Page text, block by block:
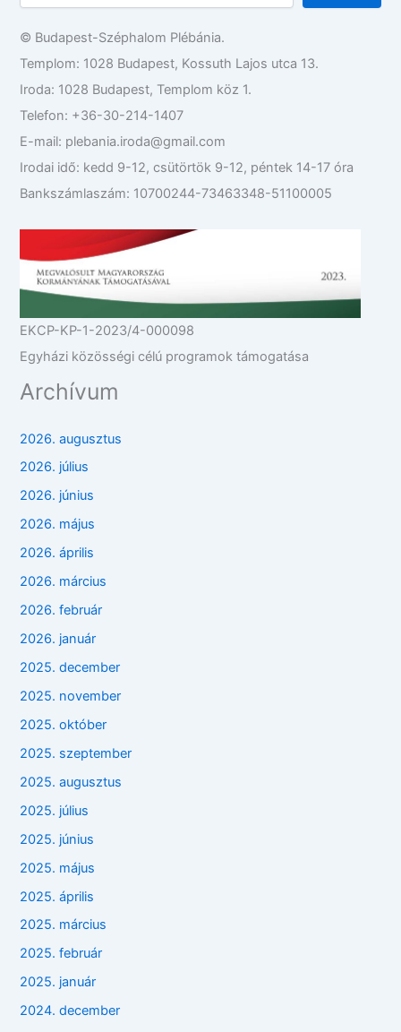
© Budapest-Széphalom Plébánia.
Templom: 1028 Budapest, Kossuth Lajos utca 13.
Iroda: 1028 Budapest, Templom köz 1.
Telefon: +36-30-214-1407
E-mail: plebania.iroda@gmail.com
Irodai idő: kedd 9-12, csütörtök 9-12, péntek 14-17 óra
Bankszámlaszám: 10700244-73463348-51100005
EKCP-KP-1-2023/4-000098
Egyházi közösségi célú programok támogatása
Archívum
2026. augusztus
2026. július
2026. június
2026. május
2026. április
2026. március
2026. február
2026. január
2025. december
2025. november
2025. október
2025. szeptember
2025. augusztus
2025. július
2025. június
2025. május
2025. április
2025. március
2025. február
2025. január
2024. december